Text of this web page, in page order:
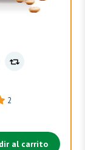
2
al carrito